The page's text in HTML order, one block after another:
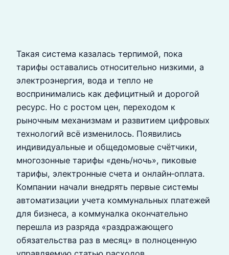
Такая система казалась терпимой, пока
тарифы оставались относительно низкими, а
электроэнергия, вода и тепло не
воспринимались как дефицитный и дорогой
ресурс. Но с ростом цен, переходом к
рыночным механизмам и развитием цифровых
технологий всё изменилось. Появились
индивидуальные и общедомовые счётчики,
многозонные тарифы «день/ночь», пиковые
тарифы, электронные счета и онлайн‑оплата.
Компании начали внедрять первые системы
автоматизации учета коммунальных платежей
для бизнеса, а коммуналка окончательно
перешла из разряда «раздражающего
обязательства раз в месяц» в полноценную